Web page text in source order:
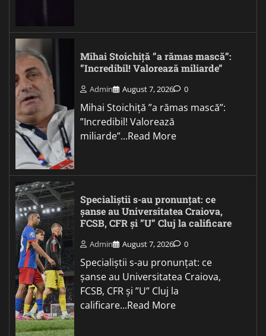
Mihai Stoichiță ”a rămas mască”:
”Incredibil! Valorează miliarde”
Admin August 7, 2026 0
Mihai Stoichiță ”a rămas mască”:
”Incredibil! Valorează
miliarde”...Read More
Specialiștii s-au pronunțat: ce
șanse au Universitatea Craiova,
FCSB, CFR și ”U” Cluj la calificare
Admin August 7, 2026 0
Specialiștii s-au pronunțat: ce
șanse au Universitatea Craiova,
FCSB, CFR și ”U” Cluj la
calificare...Read More